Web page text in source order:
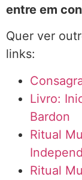
entre em
Quer ver
links:
Livro:
Bardon
Ritual
Ritual